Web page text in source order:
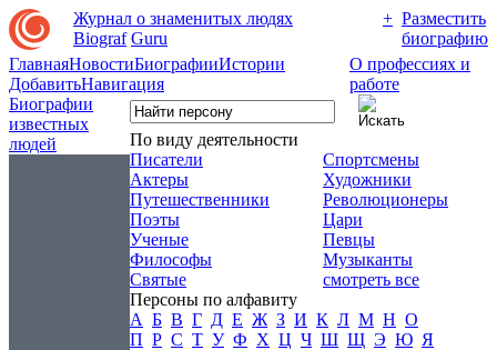
Журнал о знаменитых людях
Biograf Guru
+ Разместить
биографию
ГлавнаяНовостиБиографииИстории
ДобавитьНавигация
О профессиях и
работе
Биографии
известных
людей
По виду деятельности
Писатели
Актеры
Путешественники
Поэты
Ученые
Философы
Святые
Спортсмены
Художники
Революционеры
Цари
Певцы
Музыканты
смотреть все
Персоны по алфавиту
А Б В Г Д Е Ж З И К Л М Н О
П Р С Т У Ф Х Ц Ч Ш Щ Э Ю Я